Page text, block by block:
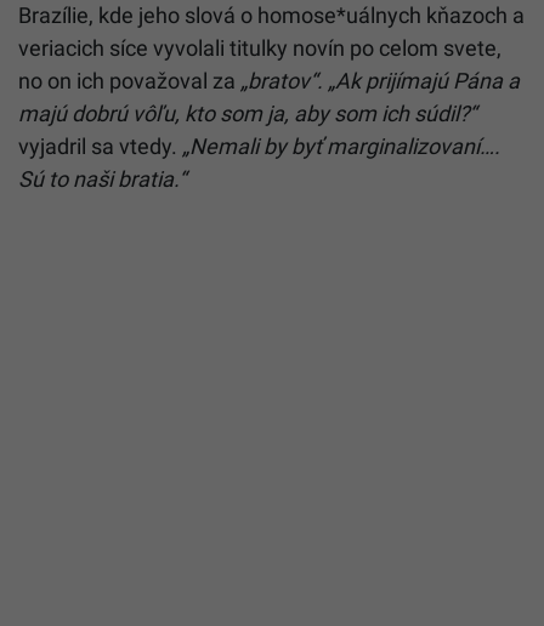
Brazílie, kde jeho slová o homose*uálnych kňazoch a
veriacich síce vyvolali titulky novín po celom svete,
no on ich považoval za „bratov“. „Ak prijímajú Pána a
majú dobrú vôľu, kto som ja, aby som ich súdil?“
vyjadril sa vtedy. „Nemali by byť marginalizovaní….
Sú to naši bratia.“